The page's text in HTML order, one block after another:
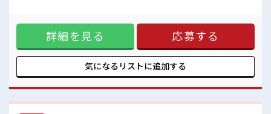
悩み解消♪ ≪未経験の方も大カンゲイ≫ 新しいことにチャレ
ンジするのは不安だけど、 しっかり働く環境が整っていま
す！ イチからスキルUP・ステップUP目指していきましょ
う！ ≪自分に合った期間で働ける≫ 福利厚生が整った派遣の
お仕事です！ ■職場の雰囲気 派手すぎなければ多少のヘアカ
ラーもOKなのはウレシイPoint☆ 活気あふれる20代活躍中の
詳細を見る 応募する
気になるリストに追加する